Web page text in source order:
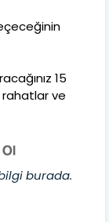
15
rahatlar ve
burada.